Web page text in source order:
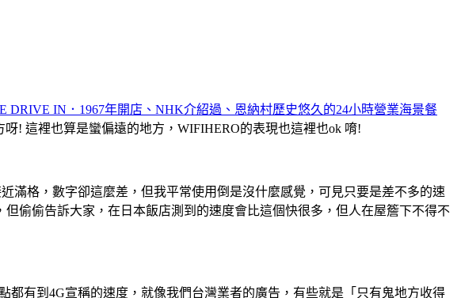
DRIVE IN．1967年開店、NHK介紹過、恩納村歷史悠久的24小時營業海景餐
! 這裡也算是蠻偏遠的地方，WIFIHERO的表現也這裡也ok 唷!
滿格，數字卻這麼差，但我平常使用倒是沒什麼感覺，可見只要是差不多的速
偷偷告訴大家，在日本飯店測到的速度會比這個快很多，但人在屋簷下不得不
有到4G宣稱的速度，就像我們台灣業者的廣告，有些就是「只有鬼地方收得